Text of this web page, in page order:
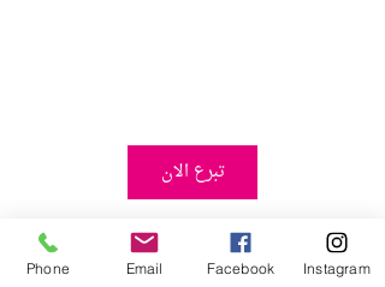
تبرع الان
Phone Email Facebook Instagram